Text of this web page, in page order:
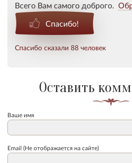
Всего Вам самого доброго.
Спасибо!
Спасибо сказали 88 человек
Оставить
Ваше имя
Email (Не отображается на сайте)